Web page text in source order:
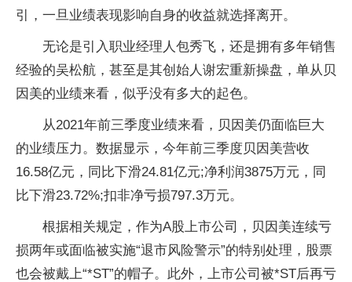
引，一旦业绩表现影响自身的收益就选择离开。
无论是引入职业经理人包秀飞，还是拥有多年销售
经验的吴松航，甚至是其创始人谢宏重新操盘，单从贝
因美的业绩来看，似乎没有多大的起色。
从2021年前三季度业绩来看，贝因美仍面临巨大
的业绩压力。数据显示，今年前三季度贝因美营收
16.58亿元，同比下滑24.81亿元;净利润3875万元，同
比下滑23.72%;扣非净亏损797.3万元。
根据相关规定，作为A股上市公司，贝因美连续亏
损两年或面临被实施“退市风险警示”的特别处理，股票
也会被戴上“*ST”的帽子。此外，上市公司被*ST后再亏